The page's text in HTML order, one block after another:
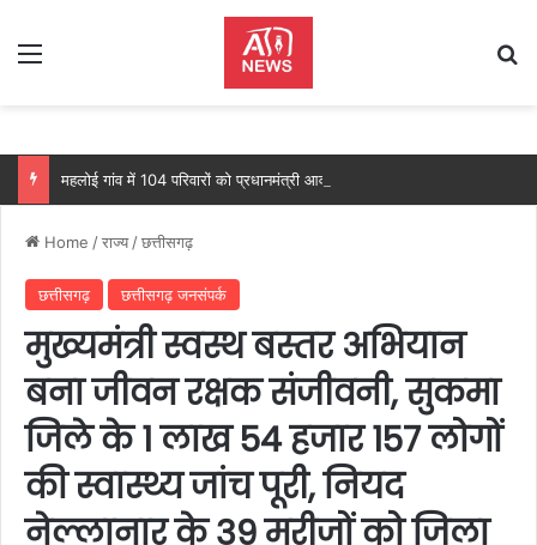
Menu
Home /राज्य /छत्तीसगढ़
छत्तीसगढ़ छत्तीसगढ़ जनसंपर्क
मुख्यमंत्री स्वस्थ बस्तर अभियान
बना जीवन रक्षक संजीवनी, सुकमा
जिले के 1 लाख 54 हजार 157 लोगों
की स्वास्थ्य जांच पूरी, नियद
नेल्लानार के 39 मरीजों को जिला